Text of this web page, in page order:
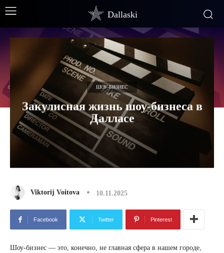
Dallaski
ШОУ-БИЗНЕС
Закулисная жизнь шоу-бизнеса в
Далласе
Viktorij Voitova 10.11.2025
Facebook Twitter Pinterest
Шоу-бизнес — это, конечно, не главная сфера в нашем городе,